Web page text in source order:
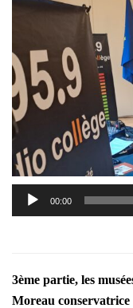
Lecteur
audio
00:00
3ème partie, les
Moreau conservatrice